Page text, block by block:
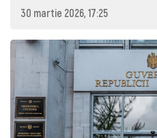
30 martie 2026, 17:25